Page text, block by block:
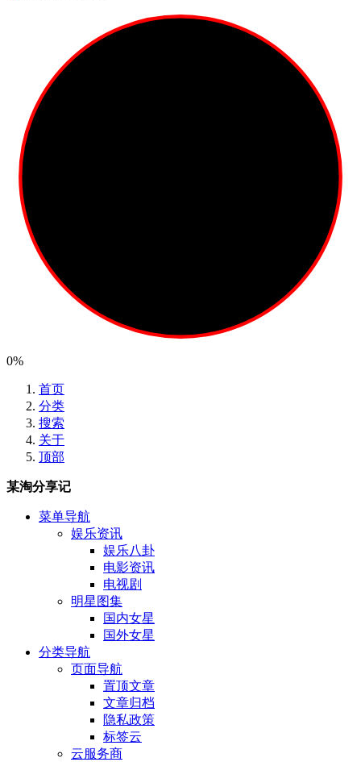
0%
首页
分类
搜索
关于
顶部
某淘分享记
菜单导航
娱乐资讯
娱乐八卦
电影资讯
电视剧
明星图集
国内女星
国外女星
分类导航
页面导航
置顶文章
文章归档
隐私政策
标签云
云服务商